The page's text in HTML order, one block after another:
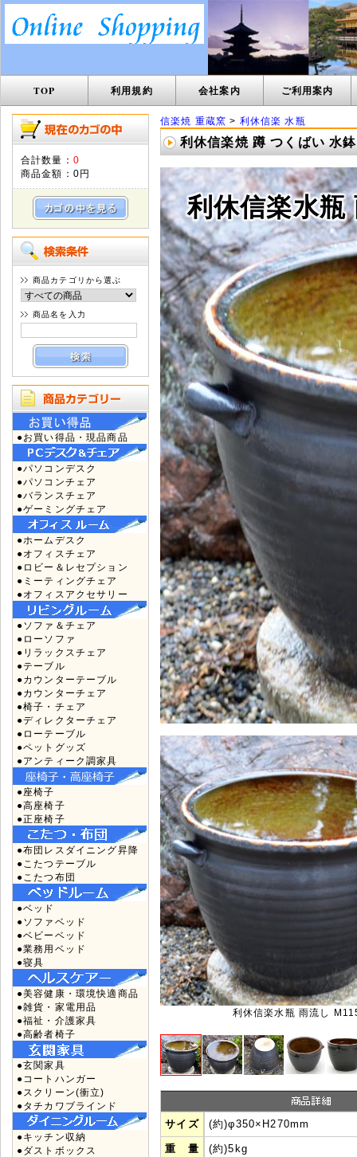
TOP 利用規約 会社案内 ご利用案内
合計数量： 0
商品金額： 0円
商品カテゴリから選ぶ
商品名を入力
●お買い得品・現品商品
●パソコンデスク
●パソコンチェア
●バランスチェア
●ゲーミングチェア
●ホームデスク
●オフィスチェア
●ロビー＆レセプション
●ミーティングチェア
●オフィスアクセサリー
●ソファ＆チェア
●ローソファ
●リラックスチェア
●テーブル
●カウンターテーブル
●カウンターチェア
●椅子・チェア
●ディレクターチェア
●ローテーブル
●ペットグッズ
●アンティーク調家具
●座椅子
●高座椅子
●正座椅子
●布団レスダイニング昇降
●こたつテーブル
●こたつ布団
●ベッド
●ソファベッド
●ベビーベッド
●業務用ベッド
●寝具
●美容健康・環境快適商品
●雑貨・家電用品
●福祉・介護家具
●高齢者椅子
●玄関家具
●コートハンガー
●スクリーン(衝立)
●タチカワブラインド
●キッチン収納
●ダストボックス
信楽焼 重蔵窯 > 利休信楽 水瓶
利休信楽焼 蹲 つくばい 水
利休信楽水瓶
利休信楽水瓶 雨流し
サイズ (約)φ350×H270mm
重 量 (約)5kg